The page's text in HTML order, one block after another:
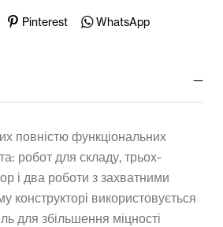
відсутні.
Pinterest WhatsApp
повністю функціональних
робот для складу, трьох-
і два роботи з захватними
конструкторі використовується
для збільшення міцності